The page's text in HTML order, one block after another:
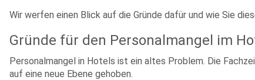
Wir werfen einen Blick auf die Gründe dafür und wie Sie
Gründe für den Personalmangel im
Personalmangel in Hotels ist ein altes Problem. Die
auf eine neue Ebene gehoben.